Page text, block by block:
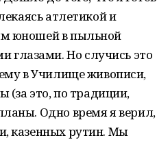
атлетикой и
юношей в пыльной
Но случись это
в Училище живописи,
(за это, по традиции,
Одно время я верил,
казенных рутин. Мы